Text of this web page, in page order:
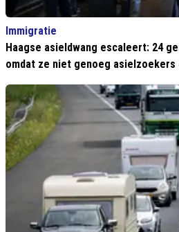
Immigratie
Haagse asieldwang escaleert: 24
omdat ze niet genoeg asielzoekers